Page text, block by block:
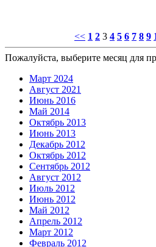
<< 1 2 3 4 5 6 7 8 9
Пожалуйста, выберите месяц для
Март 2024
Август 2021
Июнь 2016
Май 2014
Октябрь 2013
Июнь 2013
Декабрь 2012
Октябрь 2012
Сентябрь 2012
Август 2012
Июль 2012
Июнь 2012
Май 2012
Апрель 2012
Март 2012
Февраль 2012